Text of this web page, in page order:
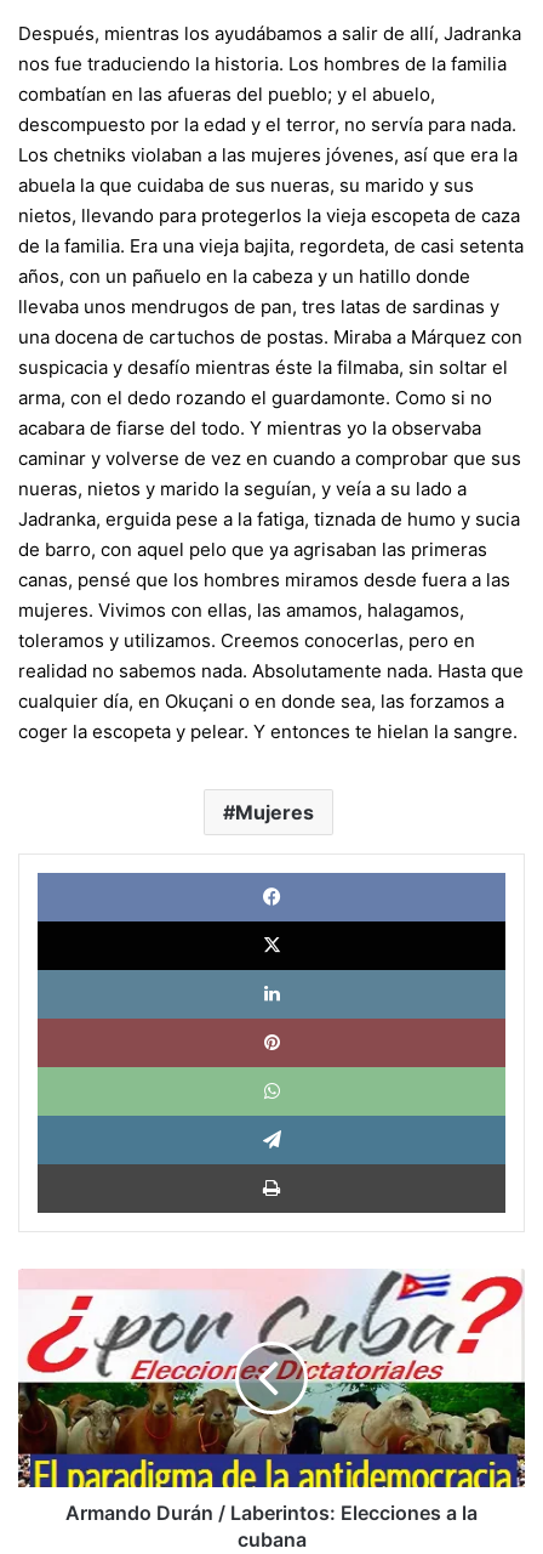
Después, mientras los ayudábamos a salir de allí, Jadranka
nos fue traduciendo la historia. Los hombres de la familia
combatían en las afueras del pueblo; y el abuelo,
descompuesto por la edad y el terror, no servía para nada.
Los chetniks violaban a las mujeres jóvenes, así que era la
abuela la que cuidaba de sus nueras, su marido y sus
nietos, llevando para protegerlos la vieja escopeta de caza
de la familia. Era una vieja bajita, regordeta, de casi setenta
años, con un pañuelo en la cabeza y un hatillo donde
llevaba unos mendrugos de pan, tres latas de sardinas y
una docena de cartuchos de postas. Miraba a Márquez con
suspicacia y desafío mientras éste la filmaba, sin soltar el
arma, con el dedo rozando el guardamonte. Como si no
acabara de fiarse del todo. Y mientras yo la observaba
caminar y volverse de vez en cuando a comprobar que sus
nueras, nietos y marido la seguían, y veía a su lado a
Jadranka, erguida pese a la fatiga, tiznada de humo y sucia
de barro, con aquel pelo que ya agrisaban las primeras
canas, pensé que los hombres miramos desde fuera a las
mujeres. Vivimos con ellas, las amamos, halagamos,
toleramos y utilizamos. Creemos conocerlas, pero en
realidad no sabemos nada. Absolutamente nada. Hasta que
cualquier día, en Okuçani o en donde sea, las forzamos a
coger la escopeta y pelear. Y entonces te hielan la sangre.
Mujeres
X
Laberintos:
Elecciones
a
la
cubana
Armando Durán / Laberintos: Elecciones a la
cubana